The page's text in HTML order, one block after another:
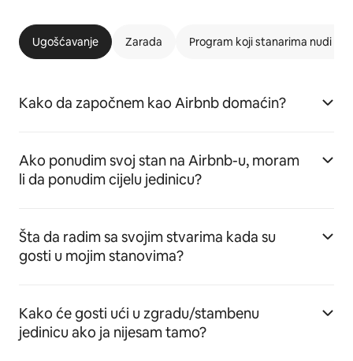
Ugošćavanje Zarada Program koji stanarima nudi
Kako da započnem kao Airbnb domaćin?
Ako ponudim svoj stan na Airbnb-u, moram
li da ponudim cijelu jedinicu?
Šta da radim sa svojim stvarima kada su
gosti u mojim stanovima?
Kako će gosti ući u zgradu/stambenu
jedinicu ako ja nijesam tamo?